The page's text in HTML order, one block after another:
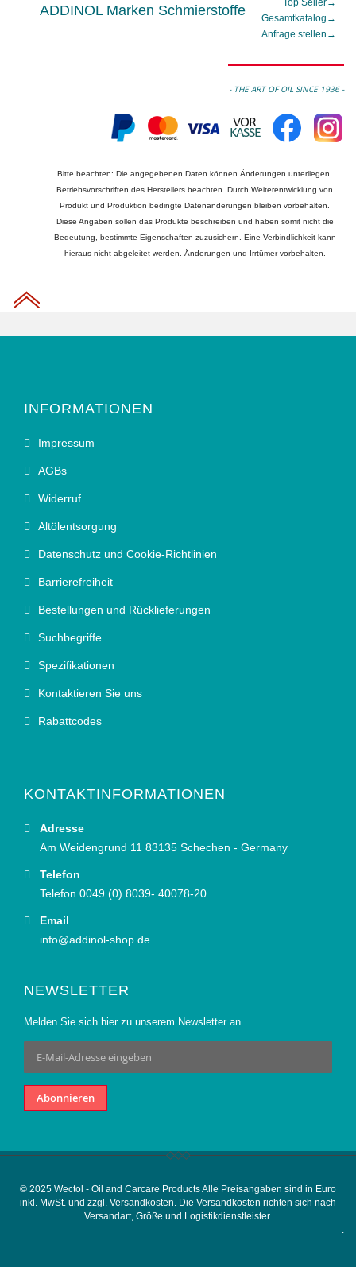
ADDINOL Marken Schmierstoffe Top Seller→
Gesamtkatalog →
Anfrage stellen →
- THE ART OF OIL SINCE 1936 -
Bitte beachten: Die angegebenen Daten können Änderungen unterliegen.
Betriebsvorschriften des Herstellers beachten. Durch Weiterentwicklung von
Produkt und Produktion bedingte Datenänderungen bleiben vorbehalten.
Diese Angaben sollen das Produkte beschreiben und haben somit nicht die
Bedeutung, bestimmte Eigenschaften zuzusichern. Eine Verbindlichkeit kann
hieraus nicht abgeleitet werden. Änderungen und Irrtümer vorbehalten.
INFORMATIONEN
Impressum
AGBs
Widerruf
Altölentsorgung
Datenschutz und Cookie-Richtlinien
Barrierefreiheit
Bestellungen und Rücklieferungen
Suchbegriffe
Spezifikationen
Kontaktieren Sie uns
Rabattcodes
KONTAKTINFORMATIONEN
Adresse
Am Weidengrund 11 83135 Schechen - Germany
Telefon
Telefon 0049 (0) 8039- 40078-20
Email
info@addinol-shop.de
NEWSLETTER
Melden Sie sich hier zu unserem Newsletter an
Anmeldung
zum
Newsletter:
Abonnieren
© 2025 Wectol - Oil and Carcare Products Alle Preisangaben sind in Euro
inkl. MwSt. und zzgl. Versandkosten. Die Versandkosten richten sich nach
Versandart, Größe und Logistikdienstleister.
.